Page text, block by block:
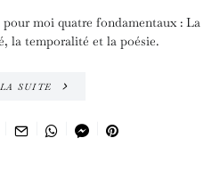
moi quatre fondamentaux : La
la temporalité et la poésie.
SUITE